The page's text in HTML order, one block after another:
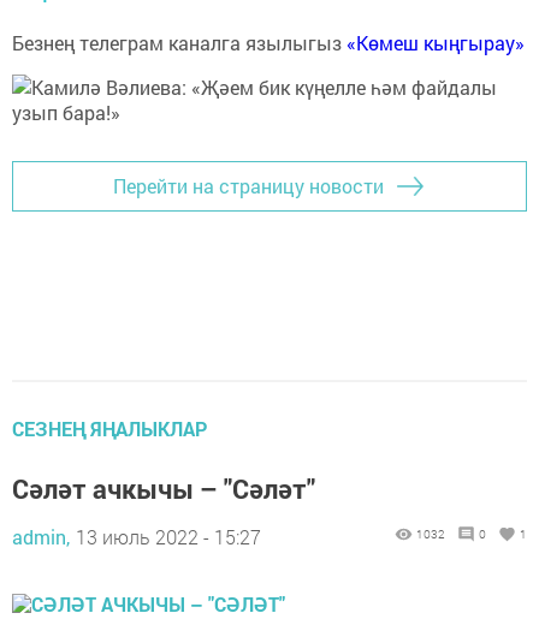
Безнең телеграм каналга язылыгыз «Көмеш кыңгырау»
Перейти на страницу новости
СЕЗНЕҢ ЯҢАЛЫКЛАР
Сәләт ачкычы – "Сәләт"
admin, 13 июль 2022 - 15:27 1032 0 1